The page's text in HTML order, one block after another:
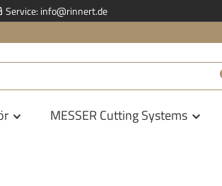
Service: info@rinnert.de
MESSER Cutting Systems